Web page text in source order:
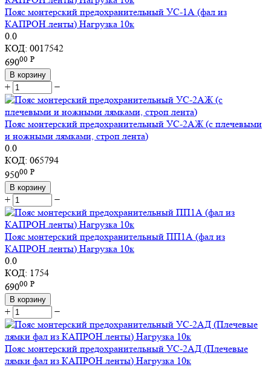
Пояс монтерский предохранительный УС-1А (фал из
КАПРОН.ленты) Нагрузка 10к
0.0
КОД: 0017542
69000 Р
В корзину
+ −
Пояс монтерский предохранительный УС-2АЖ (с плечевыми
и ножными лямками, строп лента)
0.0
КОД: 065794
95000 Р
В корзину
+ −
Пояс монтерский предохранительный ПП1А (фал из
КАПРОН.ленты) Нагрузка 10к
0.0
КОД: 1754
69000 Р
В корзину
+ −
Пояс монтерский предохранительный УС-2АД (Плечевые
лямки фал из КАПРОН.ленты) Нагрузка 10к